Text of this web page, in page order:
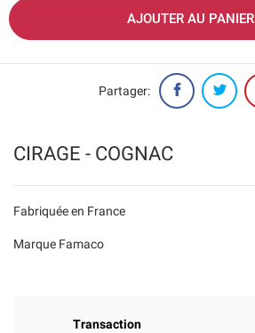
CIRAGE - COGNAC
Fabriquée en France
Marque Famaco
Transaction
AJOUTER AU PANIER
Partager: